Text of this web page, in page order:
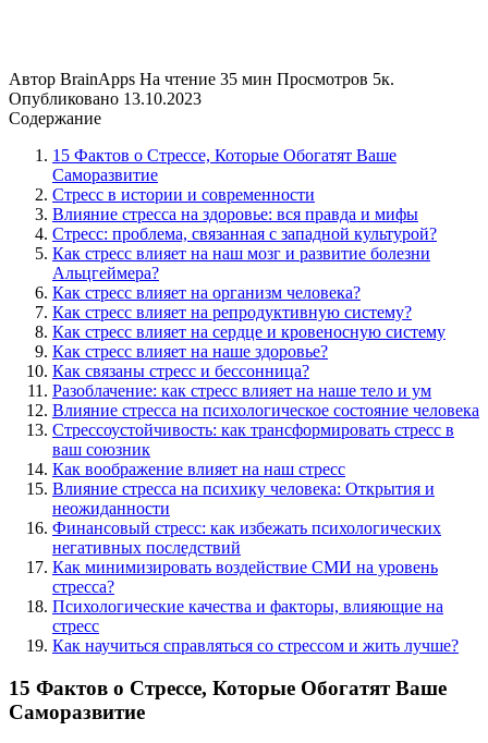
Автор BrainApps На чтение 35 мин Просмотров 5к.
Опубликовано 13.10.2023
Содержание
15 Фактов о Стрессе, Которые Обогатят Ваше
Саморазвитие
Стресс в истории и современности
Влияние стресса на здоровье: вся правда и мифы
Стресс: проблема, связанная с западной культурой?
Как стресс влияет на наш мозг и развитие болезни
Альцгеймера?
Как стресс влияет на организм человека?
Как стресс влияет на репродуктивную систему?
Как стресс влияет на сердце и кровеносную систему
Как стресс влияет на наше здоровье?
Как связаны стресс и бессонница?
Разоблачение: как стресс влияет на наше тело и ум
Влияние стресса на психологическое состояние человека
Стрессоустойчивость: как трансформировать стресс в
ваш союзник
Как воображение влияет на наш стресс
Влияние стресса на психику человека: Открытия и
неожиданности
Финансовый стресс: как избежать психологических
негативных последствий
Как минимизировать воздействие СМИ на уровень
стресса?
Психологические качества и факторы, влияющие на
стресс
Как научиться справляться со стрессом и жить лучше?
15 Фактов о Стрессе, Которые Обогатят Ваше
Саморазвитие